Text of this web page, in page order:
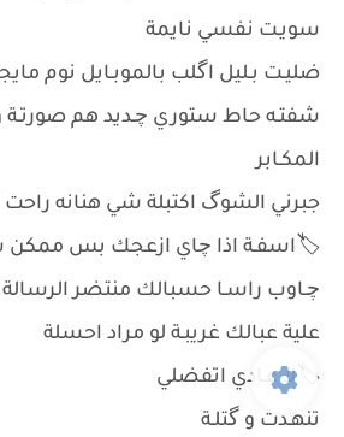
سويـت نفسي نايمة
ضليـت بـليل اگلب بالموبـايل نوم
شفتـه حاط ستوري چـديد هم صورتـة و
المكـابر
جبرني الشوگ اكتبلة شي هنانه راحت
🏷️اسفـة اذا چاي ازعجك بس ممكن
چـاوب راسـا حسبالك منتضر
علية عبالك غريبـة لو مراد احسلة
🏷️لا عـادي اتفضلي
تنهـدت و گتلـة